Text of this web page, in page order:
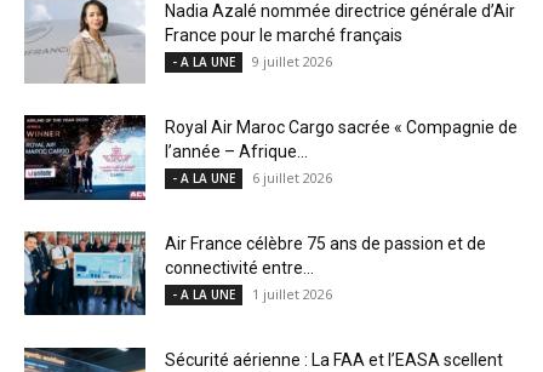
Nadia Azalé nommée directrice générale d’Air
France pour le marché français
- A LA UNE 9 juillet 2026
Royal Air Maroc Cargo sacrée « Compagnie de
l’année – Afrique...
- A LA UNE 6 juillet 2026
Air France célèbre 75 ans de passion et de
connectivité entre...
- A LA UNE 1 juillet 2026
Sécurité aérienne : La FAA et l’EASA scellent